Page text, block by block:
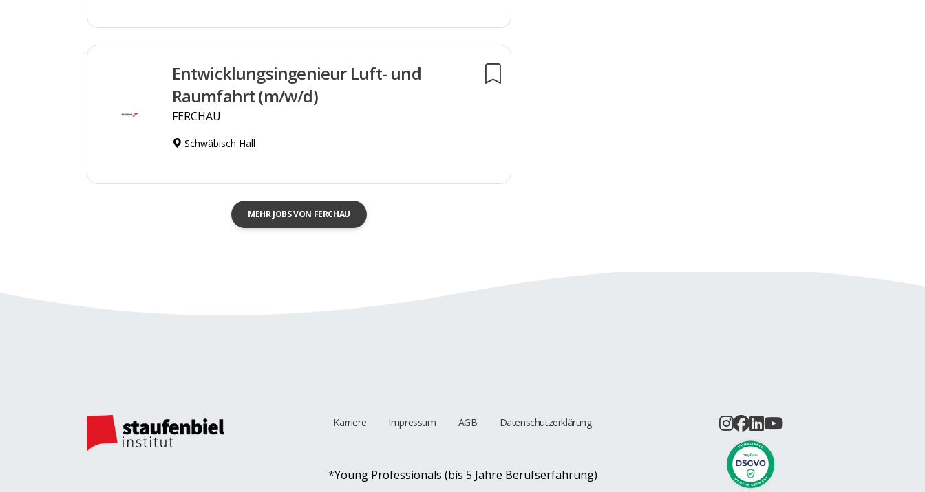
Entwicklungsingenieur Luft- und
Raumfahrt (m/w/d)
FERCHAU
Schwäbisch Hall
MEHR JOBS VON FERCHAU
Karriere Impressum AGB Datenschutzerklärung
*Young Professionals (bis 5 Jahre Berufserfahrung)